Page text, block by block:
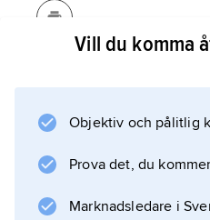
vikingatiden.
yngre 16-typiga
runor
runinskrifter
Vill du komma
Objektiv och pålitlig
Prova det, du
Marknadsledare i